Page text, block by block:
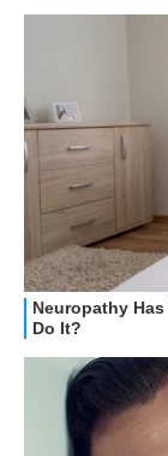
GUIDE ALL'ACQUISTO